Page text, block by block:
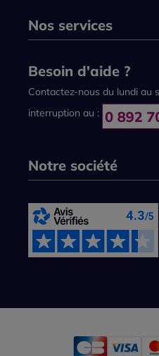
Nos services
Besoin d'aide ?
Contactez-nous du lundi au
interruption au :
Notre société